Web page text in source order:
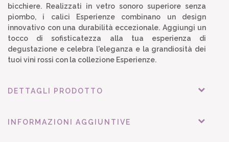
bicchiere. Realizzati in vetro sonoro superiore senza
piombo, i calici Esperienze combinano un design
innovativo con una durabilità eccezionale. Aggiungi un
tocco di sofisticatezza alla tua esperienza di
degustazione e celebra l'eleganza e la grandiosità dei
tuoi vini rossi con la collezione Esperienze.
DETTAGLI PRODOTTO
INFORMAZIONI AGGIUNTIVE